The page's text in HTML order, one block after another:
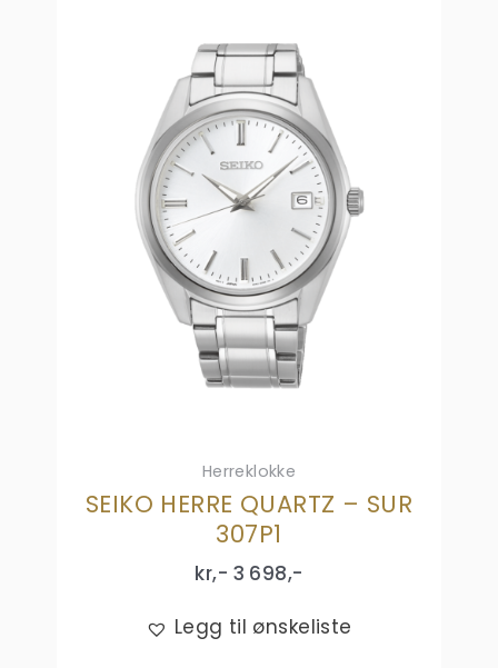
Herreklokke
SEIKO HERRE QUARTZ – SUR
307P1
kr,- 3 698,-
Legg til ønskeliste